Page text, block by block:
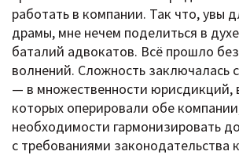
работать в компании. Так что, увы
драмы, мне нечем поделиться в
баталий адвокатов. Всё прошло
волнений. Сложность заключалась
— в множественности юрисдикций,
которых оперировали обе
необходимости гармонизировать
с требованиями законодательства